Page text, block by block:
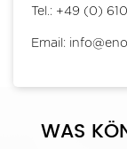
Tel.: +49 (0)
Email:
WAS